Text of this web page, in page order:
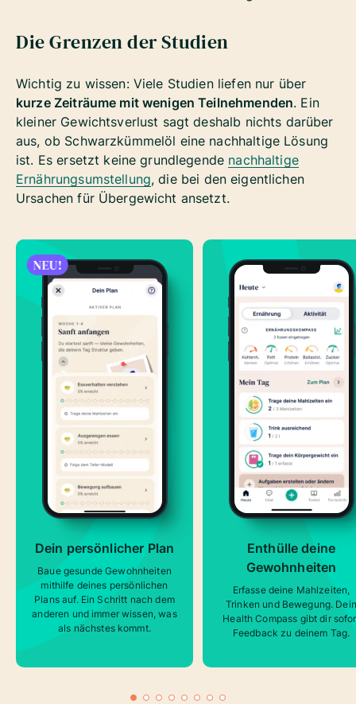
Die Grenzen der Studien
Wichtig zu wissen: Viele Studien liefen nur über
kurze Zeiträume mit wenigen Teilnehmenden. Ein
kleiner Gewichtsverlust sagt deshalb nichts darüber
aus, ob Schwarzkümmelöl eine nachhaltige Lösung
ist. Es ersetzt keine grundlegende nachhaltige
Ernährungsumstellung, die bei den eigentlichen
Ursachen für Übergewicht ansetzt.
NEU!
Dein persönlicher Plan
Baue gesunde Gewohnheiten
mithilfe deines persönlichen
Plans auf. Ein Schritt nach dem
anderen und immer wissen, was
als nächstes kommt.
Enthülle deine
Gewohnheiten
Erfasse deine Mahlzeiten,
Trinken und Bewegung. Dein
Health Compass gibt dir
Feedback zu deinem Tag.